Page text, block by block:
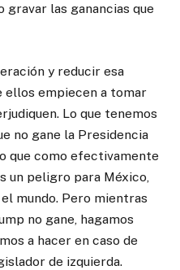
las ganancias que
y reducir esa
ellos empiecen a tomar
Lo que tenemos
no gane la Presidencia
que como efectivamente
un peligro para México,
mundo. Pero mientras
no gane, hagamos
a hacer en caso de
de izquierda.